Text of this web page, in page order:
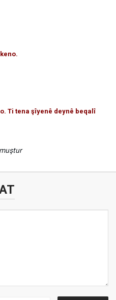
Ti tena şîyenê deynê beqalî